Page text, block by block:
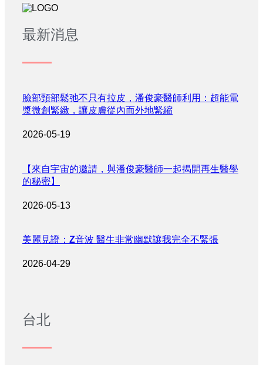
最新消息
臉部頸部鬆弛不只有拉皮，潘俊豪醫師利用：超能電
漿微創緊緻，讓皮膚從內而外地緊縮
2026-05-19
【來自宇宙的邀請，與潘俊豪醫師一起揭開再生醫學
的秘密】
2026-05-13
美麗見證：Z音波 醫生非常幽默讓我完全不緊張
2026-04-29
台北